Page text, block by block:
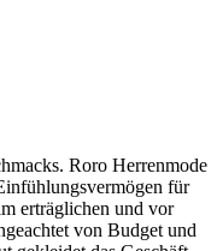
Roro Herrenmode
für
erträglichen und vor
von Budget und